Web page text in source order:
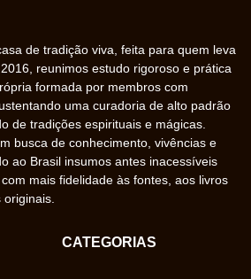
de tradição viva, feita para quem leva
reunimos estudo rigoroso e prática
formada por membros com
uma curadoria de alto padrão
de tradições espirituais e mágicas.
busca de conhecimento, vivências e
ao Brasil insumos antes inacessíveis
mais fidelidade às fontes, aos livros
CATEGORIAS